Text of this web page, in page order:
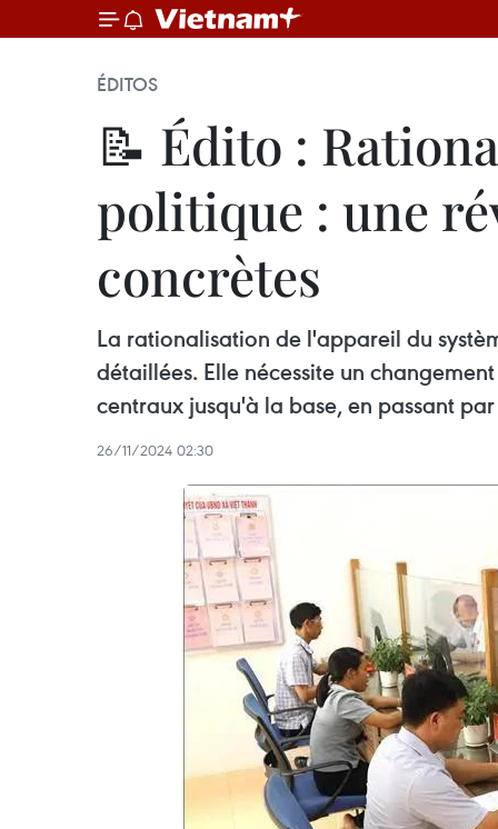
ÉDITOS
📝 Édito :
politique : une
concrètes
La rationalisation de l'appareil du
détaillées. Elle nécessite un
centraux jusqu'à la base, en passant
26/11/2024 02:30